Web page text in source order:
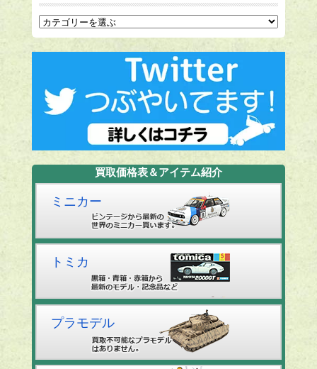
買取価格表＆アイテム紹介
ミニカー
トミカ
プラモデル